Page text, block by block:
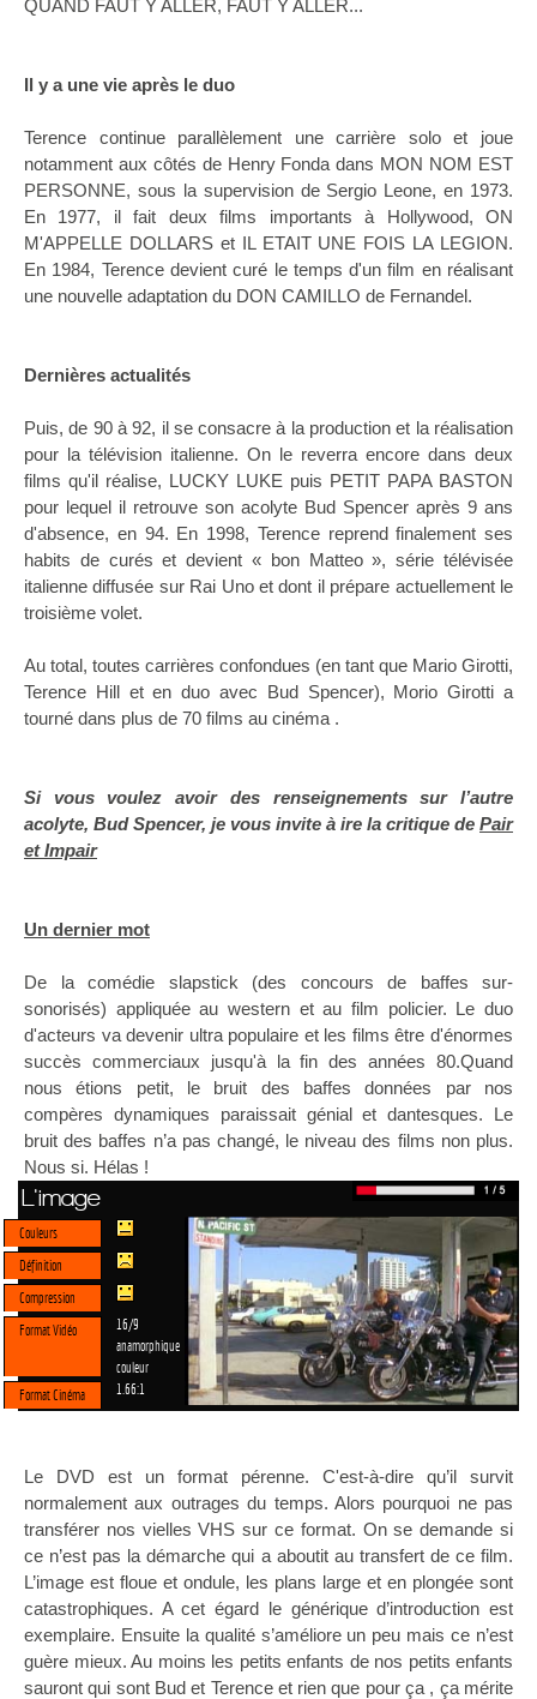
QUAND FAUT Y ALLER, FAUT Y ALLER...
Il y a une vie après le duo
Terence continue parallèlement une carrière solo et joue
notamment aux côtés de Henry Fonda dans MON NOM EST
PERSONNE, sous la supervision de Sergio Leone, en 1973.
En 1977, il fait deux films importants à Hollywood, ON
M'APPELLE DOLLARS et IL ETAIT UNE FOIS LA LEGION.
En 1984, Terence devient curé le temps d'un film en réalisant
une nouvelle adaptation du DON CAMILLO de Fernandel.
Dernières actualités
Puis, de 90 à 92, il se consacre à la production et la réalisation
pour la télévision italienne. On le reverra encore dans deux
films qu'il réalise, LUCKY LUKE puis PETIT PAPA BASTON
pour lequel il retrouve son acolyte Bud Spencer après 9 ans
d'absence, en 94. En 1998, Terence reprend finalement ses
habits de curés et devient « bon Matteo », série télévisée
italienne diffusée sur Rai Uno et dont il prépare actuellement le
troisième volet.
Au total, toutes carrières confondues (en tant que Mario Girotti,
Terence Hill et en duo avec Bud Spencer), Morio Girotti a
tourné dans plus de 70 films au cinéma .
Si vous voulez avoir des renseignements sur l’autre
acolyte, Bud Spencer, je vous invite à ire la critique de Pair
et Impair
Un dernier mot
De la comédie slapstick (des concours de baffes sur-
sonorisés) appliquée au western et au film policier. Le duo
d'acteurs va devenir ultra populaire et les films être d'énormes
succès commerciaux jusqu'à la fin des années 80.Quand
nous étions petit, le bruit des baffes données par nos
compères dynamiques paraissait génial et dantesques. Le
bruit des baffes n’a pas changé, le niveau des films non plus.
Nous si. Hélas !
L'image
Couleurs
Définition
Compression
Format Vidéo
16/9
anamorphique
couleur
Format Cinéma
1.66:1
Le DVD est un format pérenne. C'est-à-dire qu’il survit
normalement aux outrages du temps. Alors pourquoi ne pas
transférer nos vielles VHS sur ce format. On se demande si
ce n’est pas la démarche qui a aboutit au transfert de ce film.
L’image est floue et ondule, les plans large et en plongée sont
catastrophiques. A cet égard le générique d’introduction est
exemplaire. Ensuite la qualité s’améliore un peu mais ce n’est
guère mieux. Au moins les petits enfants de nos petits enfants
sauront qui sont Bud et Terence et rien que pour ça , ça mérite